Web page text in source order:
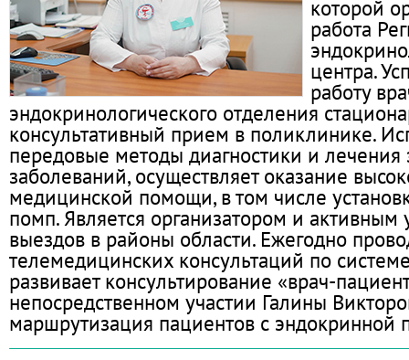
которой
работа
центра.
работу
эндокринологического отделения
консультативный прием в поликлинике.
передовые методы диагностики и
заболеваний, осуществляет оказание
медицинской помощи, в том числе
помп. Является организатором и активным
выездов в районы области. Ежегодно
телемедицинских консультаций по
развивает консультирование «врач-
непосредственном участии Галины
маршрутизация пациентов с эндокринной